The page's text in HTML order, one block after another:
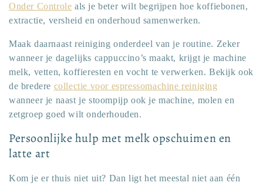
Onder Controle als je beter wilt begrijpen hoe koffiebonen,
extractie, versheid en onderhoud samenwerken.
Maak daarnaast reiniging onderdeel van je routine. Zeker
wanneer je dagelijks cappuccino’s maakt, krijgt je machine
melk, vetten, koffieresten en vocht te verwerken. Bekijk ook
de bredere collectie voor espressomachine reiniging
wanneer je naast je stoompijp ook je machine, molen en
zetgroep goed wilt onderhouden.
Persoonlijke hulp met melk opschuimen en
latte art
Kom je er thuis niet uit? Dan ligt het meestal niet aan één